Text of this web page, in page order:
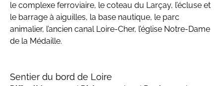
le complexe ferroviaire, le coteau du Larçay, l’écluse et
le barrage à aiguilles, la base nautique, le parc
animalier, l’ancien canal Loire-Cher, l’église Notre-Dame
de la Médaille.
Sentier du bord de Loire